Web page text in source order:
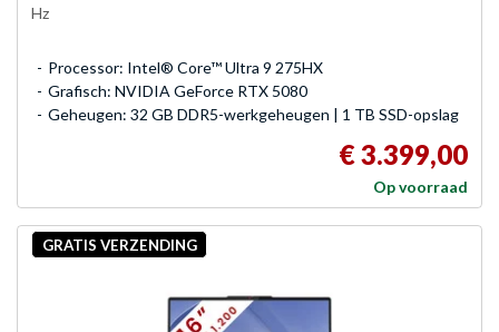
Hz
Processor: Intel® Core™ Ultra 9 275HX
Grafisch: NVIDIA GeForce RTX 5080
Geheugen: 32 GB DDR5-werkgeheugen | 1 TB SSD-opslag
€ 3.399,00
Op voorraad
GRATIS VERZENDING